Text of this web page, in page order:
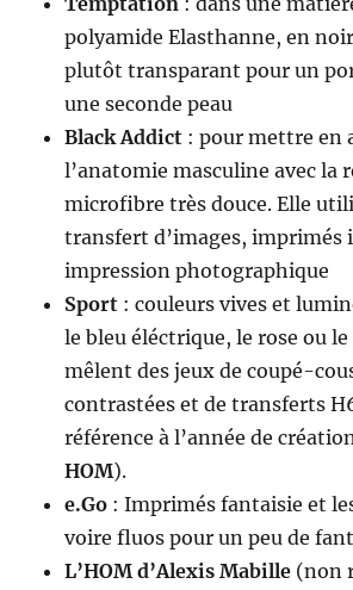
polyamide Elasthanne, en
plutôt transparant pour un
une seconde peau
Black Addict : pour mettre en
l’anatomie masculine avec la
microfibre très douce. Elle
transfert d’images, imprimés
impression photographique
Sport : couleurs vives et
le bleu éléctrique, le rose ou le
mêlent des jeux de coupé-
contrastées et de transferts
référence à l’année de
HOM).
e.Go : Imprimés fantaisie et
voire fluos pour un peu de
L’HOM d’Alexis Mabille (non